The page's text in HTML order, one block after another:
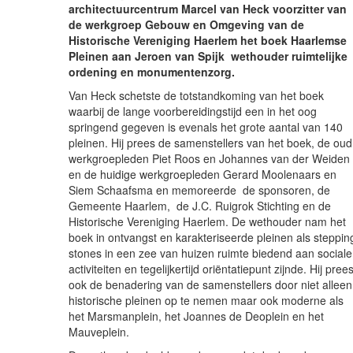
architectuurcentrum Marcel van Heck voorzitter van
de werkgroep Gebouw en Omgeving van de
Historische Vereniging Haerlem het boek Haarlemse
Pleinen aan Jeroen van Spijk wethouder ruimtelijke
ordening en monumentenzorg.
Van Heck schetste de totstandkoming van het boek
waarbij de lange voorbereidingstijd een in het oog
springend gegeven is evenals het grote aantal van 140
pleinen. Hij prees de samenstellers van het boek, de oud
werkgroepleden Piet Roos en Johannes van der Weiden
en de huidige werkgroepleden Gerard Moolenaars en
Siem Schaafsma en memoreerde de sponsoren, de
Gemeente Haarlem, de J.C. Ruigrok Stichting en de
Historische Vereniging Haerlem. De wethouder nam het
boek in ontvangst en karakteriseerde pleinen als
stones in een zee van huizen ruimte biedend aan sociale
activiteiten en tegelijkertijd oriëntatiepunt zijnde. Hij prees
ook de benadering van de samenstellers door niet alleen
historische pleinen op te nemen maar ook moderne als
het Marsmanplein, het Joannes de Deoplein en het
Mauveplein.